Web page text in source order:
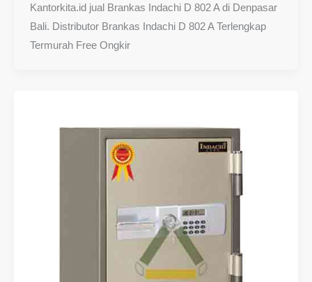
Kantorkita.id jual Brankas Indachi D 802 A di Denpasar
Bali. Distributor Brankas Indachi D 802 A Terlengkap
Termurah Free Ongkir